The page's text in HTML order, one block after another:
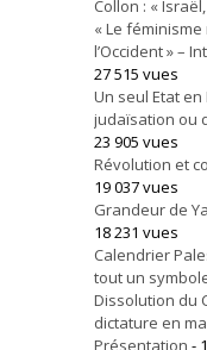
Collon : «
« Le
l’Occident » –
27 515 vues
Un seul Etat
judaïsation ou
23 905 vues
Révolution et
19 037 vues
Grandeur de
18 231 vues
Calendrier
tout un
Dissolution du
dictature en
Présentation -